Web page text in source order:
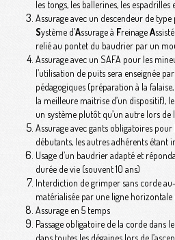
les tongs, les ballerines, les espadrilles
Assurage avec un descendeur de
Système d’Assurage à FreinageA
relié au pontet du baudrier par un
Assurage avec un SAFA pour les
l’utilisation de puits sera enseignée
pédagogiques (préparation à la
la meilleure maitrise d’un dispositif),
un système plutôt qu’un autre lors de
Assurage avec gants obligatoires pour
débutants, les autres adhérents étant
Usage d’un baudrier adapté et
durée de vie (souvent 10 ans)
Interdiction de grimper sans corde
matérialisée par une ligne
Assurage en 5 temps
Passage obligatoire de la corde dans
dans toutes les dégaines lors de